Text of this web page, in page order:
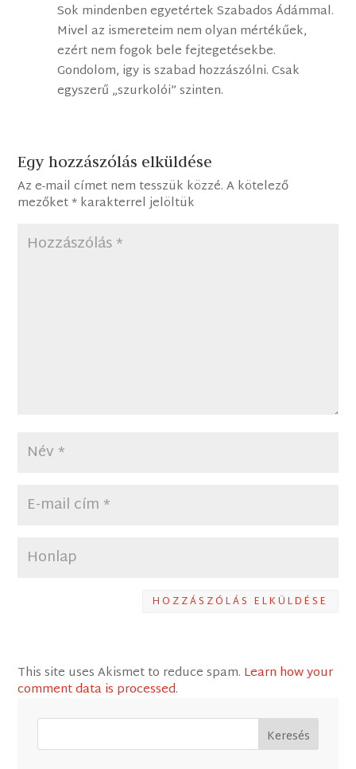
Sok mindenben egyetértek Szabados Ádámmal.
Mivel az ismereteim nem olyan mértékűek,
ezért nem fogok bele fejtegetésekbe.
Gondolom, igy is szabad hozzászólni. Csak
egyszerű „szurkolói” szinten.
Egy hozzászólás elküldése
Az e-mail címet nem tesszük közzé. A kötelező
mezőket*karakterrel jelöltük
HOZZÁSZÓLÁS ELKÜLDÉSE
This site uses Akismet to reduce spam. Learn how your
comment data is processed.